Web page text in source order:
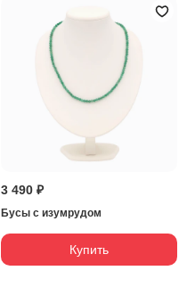
3 490 ₽
Бусы с изумрудом
Купить